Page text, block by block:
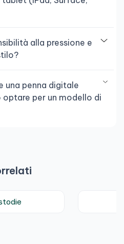
alla pressione e
una penna digitale
per un modello di